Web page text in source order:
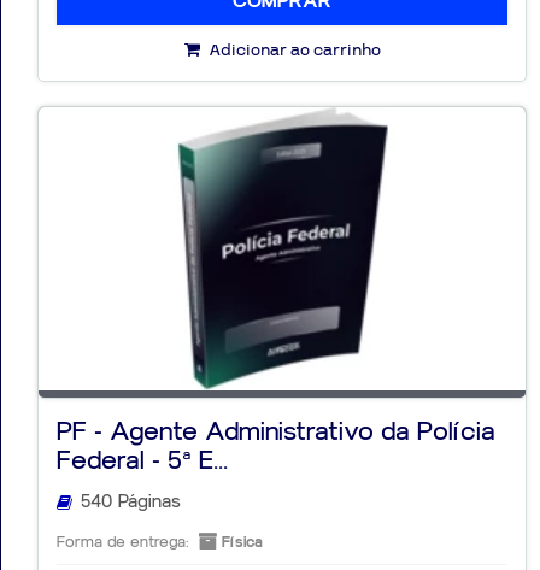
Adicionar ao carrinho
PF - Agente Administrativo da Polícia
Federal - 5ª E...
540 Páginas
Forma de entrega: Física